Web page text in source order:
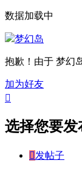
数据加载中
梦幻岛
抱歉！由于 梦幻
加为好友

选择您要发
发帖子